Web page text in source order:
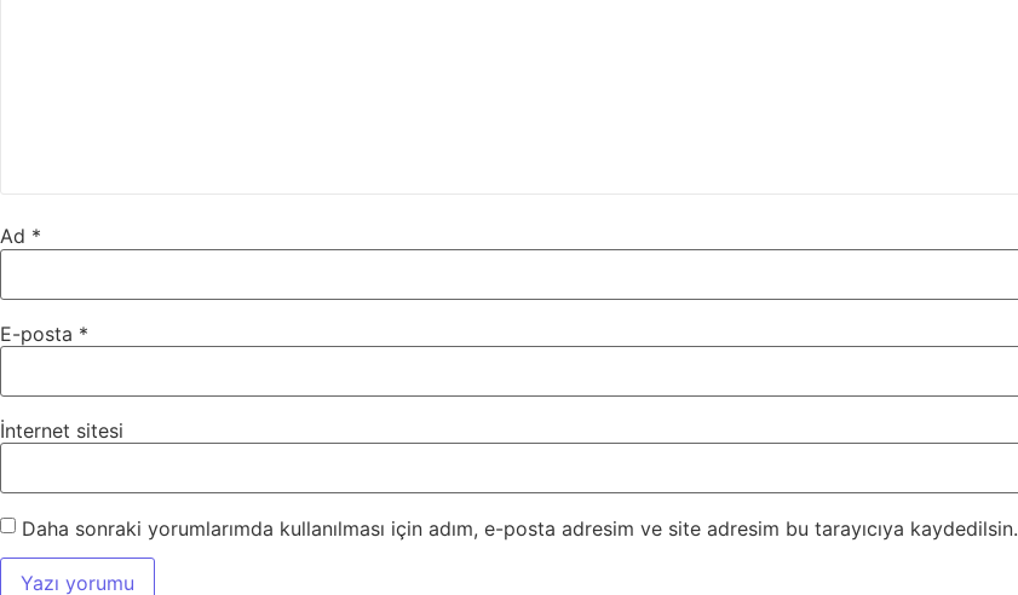
Ad *
E-posta *
İnternet sitesi
Daha sonraki yorumlarımda kullanılması için adım, e-posta adresim ve site adresim bu tarayıcıya kaydedilsin.